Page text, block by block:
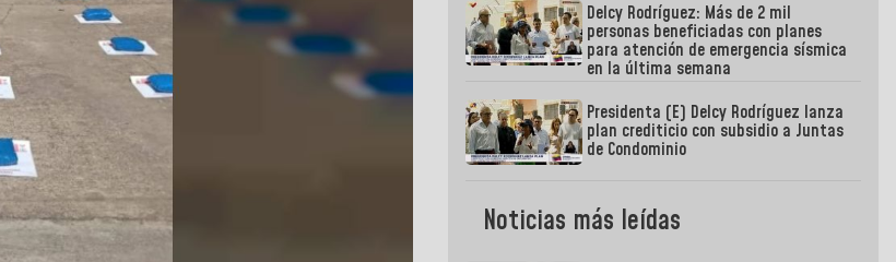
Delcy Rodríguez: Más de 2 mil
personas beneficiadas con planes
para atención de emergencia sísmica
en la última semana
Presidenta (E) Delcy Rodríguez lanza
plan crediticio con subsidio a Juntas
de Condominio
Noticias más leídas